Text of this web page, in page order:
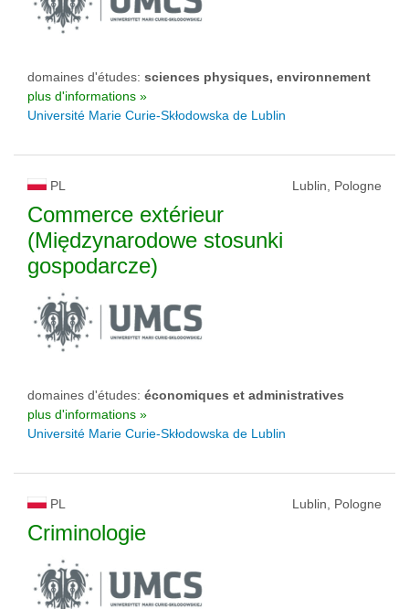
domaines d'études: sciences physiques, environnement
plus d'informations »
Université Marie Curie-Skłodowska de Lublin
PL Lublin, Pologne
Commerce extérieur
(Międzynarodowe stosunki
gospodarcze)
domaines d'études: économiques et administratives
plus d'informations »
Université Marie Curie-Skłodowska de Lublin
PL Lublin, Pologne
Criminologie